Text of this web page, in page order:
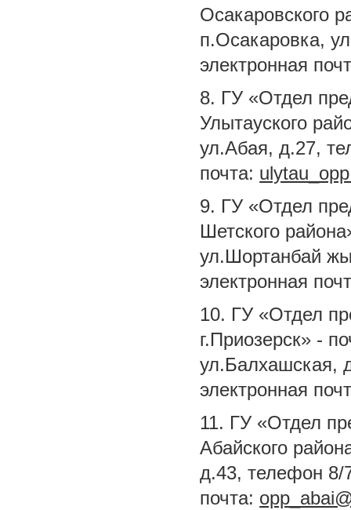
Осакаровского
п.Осакаровка,
электронная
8. ГУ «Отдел
Улытауского
ул.Абая, д.27,
почта:
9. ГУ «Отдел
Шетского
ул.Шортанбай
электронная
10. ГУ «Отдел
г.Приозерск» -
ул.Балхашская,
электронная
11. ГУ «Отдел
Абайского
д.43, телефон 8/
почта: